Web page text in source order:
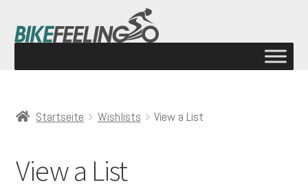
Startseite Wishlists View a List
View a List